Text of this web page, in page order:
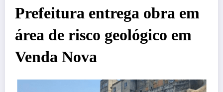
Prefeitura entrega obra em
área de risco geológico em
Venda Nova